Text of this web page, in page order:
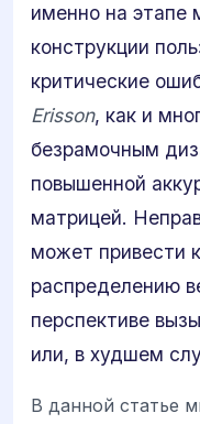
именно на этапе
конструкции
критические
Erisson, как и
безрамочным
повышенной
матрицей.
может привести
распределению
перспективе
или, в худшем
В данной статье